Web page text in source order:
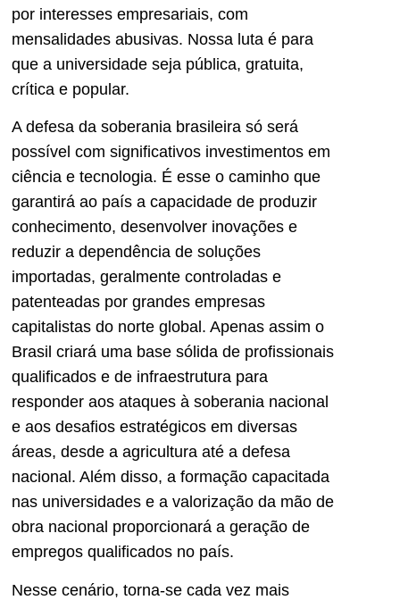
por interesses empresariais, com
mensalidades abusivas. Nossa luta é para
que a universidade seja pública, gratuita,
crítica e popular.
A defesa da soberania brasileira só será
possível com significativos investimentos em
ciência e tecnologia. É esse o caminho que
garantirá ao país a capacidade de produzir
conhecimento, desenvolver inovações e
reduzir a dependência de soluções
importadas, geralmente controladas e
patenteadas por grandes empresas
capitalistas do norte global. Apenas assim o
Brasil criará uma base sólida de profissionais
qualificados e de infraestrutura para
responder aos ataques à soberania nacional
e aos desafios estratégicos em diversas
áreas, desde a agricultura até a defesa
nacional. Além disso, a formação capacitada
nas universidades e a valorização da mão de
obra nacional proporcionará a geração de
empregos qualificados no país.
Nesse cenário, torna-se cada vez mais